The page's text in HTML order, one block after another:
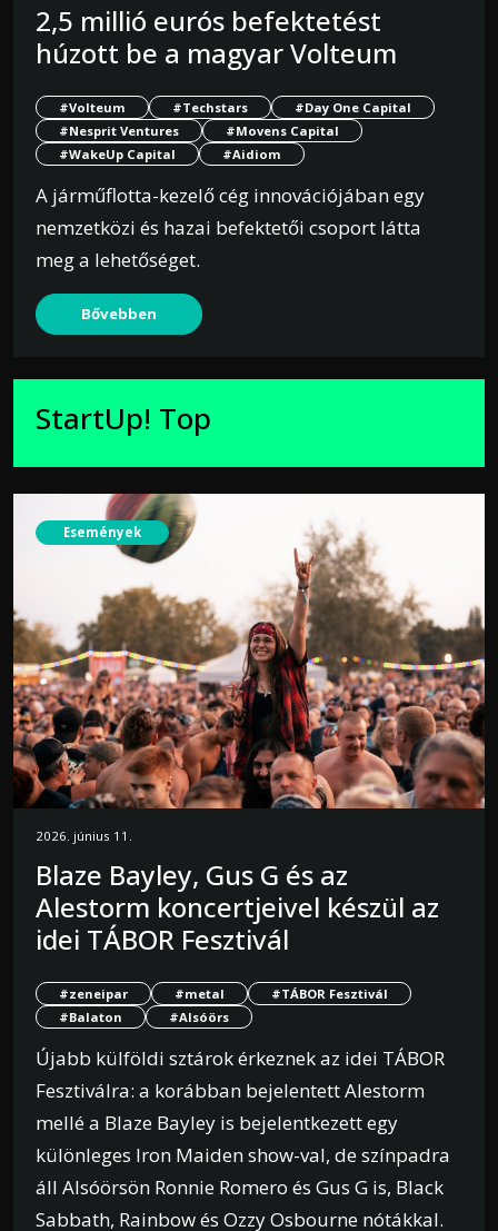
2,5 millió eurós befektetést
húzott be a magyar Volteum
#Volteum #Techstars
#Day One Capital
#Nesprit Ventures
#Movens Capital
#WakeUp Capital
#Aidiom
A járműflotta-kezelő cég innovációjában egy
nemzetközi és hazai befektetői csoport látta
meg a lehetőséget.
Bővebben
StartUp! Top
Események
2026. június 11.
Blaze Bayley, Gus G és az
Alestorm koncertjeivel készül az
idei TÁBOR Fesztivál
#zeneipar #metal
#TÁBOR Fesztivál
#Balaton
#Alsóörs
Újabb külföldi sztárok érkeznek az idei TÁBOR
Fesztiválra: a korábban bejelentett Alestorm
mellé a Blaze Bayley is bejelentkezett egy
különleges Iron Maiden show-val, de színpadra
áll Alsóörsön Ronnie Romero és Gus G is, Black
Sabbath, Rainbow és Ozzy Osbourne nótákkal.